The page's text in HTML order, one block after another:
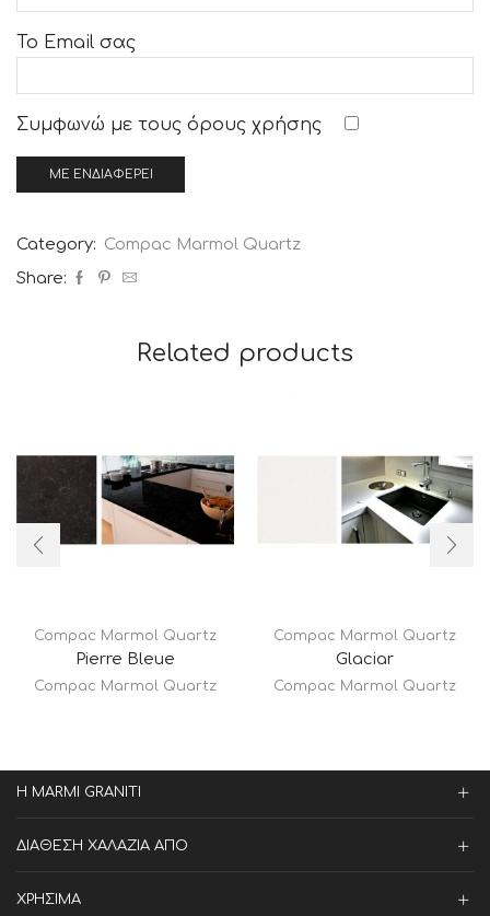
Το Email σας
Συμφωνώ με τους όρους χρήσης
Category: Compac Marmol Quartz
Share:
Related products
Compac Marmol Quartz
Pierre Bleue
Compac Marmol Quartz
Compac Marmol Quartz
Glaciar
Compac Marmol Quartz
Η MARMI GRANITI
ΔΙΑΘΕΣΗ ΧΑΛΑΖΙΑ ΑΠΟ
ΧΡΗΣΙΜΑ